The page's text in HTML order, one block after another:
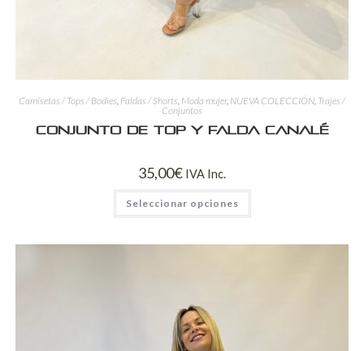
Camisetas / Tops / Bodies, Faldas / Shorts, Moda mujer, NUEVA COLECCIÓN, Trajes /
Conjuntos
Conjunto de Top y Falda Canalé
35,00€ IVA Inc.
Seleccionar opciones